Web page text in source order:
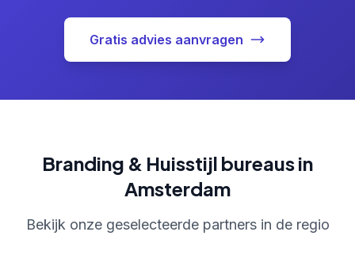
Gratis advies aanvragen
Branding & Huisstijl bureaus in
Amsterdam
Bekijk onze geselecteerde partners in de regio